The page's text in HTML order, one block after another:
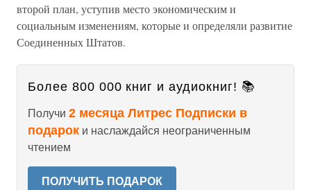
второй план, уступив место экономическим и
социальным изменениям, которые и определяли развитие
Соединенных Штатов.
Более 800 000 книг и аудиокниг! 📚
Получи 2 месяца Литрес Подписки в
подарок и наслаждайся неограниченным
чтением
ПОЛУЧИТЬ ПОДАРОК